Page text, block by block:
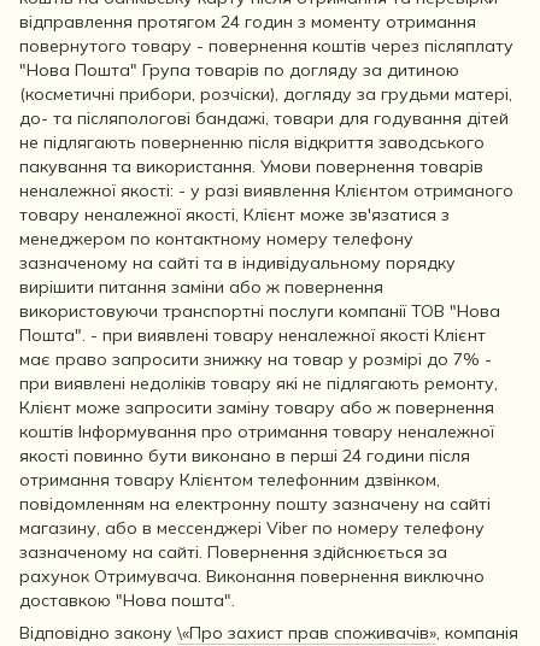
відправлення протягом 24 годин з моменту отримання
повернутого товару - повернення коштів через післяплату
"Нова Пошта" Група товарів по догляду за дитиною
(косметичні прибори, розчіски), догляду за грудьми матері,
до- та післяпологові бандажі, товари для годування дітей
не підлягають поверненню після відкриття заводського
пакування та використання. Умови повернення товарів
неналежної якості: - у разі виявлення Клієнтом отриманого
товару неналежної якості, Клієнт може зв'язатися з
менеджером по контактному номеру телефону
зазначеному на сайті та в індивідуальному порядку
вирішити питання заміни або ж повернення
використовуючи транспортні послуги компанії ТОВ "Нова
Пошта". - при виявлені товару неналежної якості Клієнт
має право запросити знижку на товар у розмірі до 7% -
при виявлені недоліків товару які не підлягають ремонту,
Клієнт може запросити заміну товару або ж повернення
коштів Інформування про отримання товару неналежної
якості повинно бути виконано в перші 24 години після
отримання товару Клієнтом телефонним дзвінком,
повідомленням на електронну пошту зазначену на сайті
магазину, або в мессенджері Viber по номеру телефону
зазначеному на сайті. Повернення здійснюється за
рахунок Отримувача. Виконання повернення виключно
доставкою "Нова пошта".
Відповідно закону\«Про захист прав споживачів», компанія